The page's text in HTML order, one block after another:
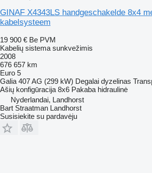
GINAF X4343LS handgeschakelde 8x4
kabelsysteem
19 900 € Be PVM
Kabelių sistema sunkvežimis
2008
676 657 km
Euro 5
Galia 407 AG (299 kW) Degalai dyzelinas
Ašių konfigūracija 8x6 Pakaba hidraulinė
Nyderlandai, Landhorst
Bart Straatman Landhorst
Susisiekite su pardavėju